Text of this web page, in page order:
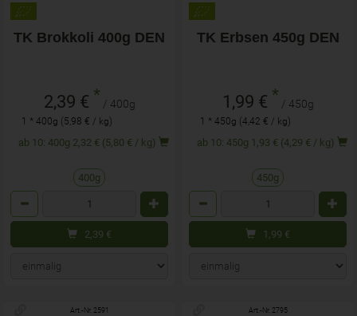
TK Brokkoli 400g DEN
2,39 € * / 400g
1 * 400g (5,98 € / kg)
ab 10: 400g 2,32 € (5,80 € / kg)
400g
2,39 €
TK Erbsen 450g DEN
1,99 € * / 450g
1 * 450g (4,42 € / kg)
ab 10: 450g 1,93 € (4,29 € / kg)
450g
1,99 €
Art.-Nr. 2591 Art.-Nr. 2795